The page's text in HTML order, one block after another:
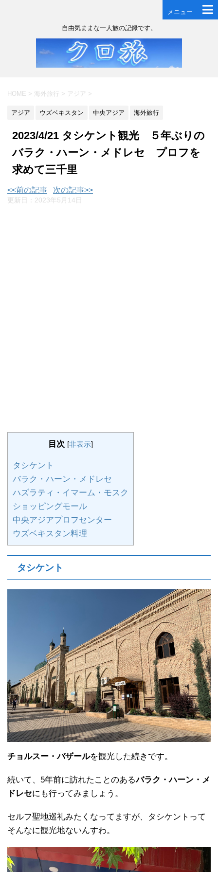
メニュー
自由気ままな一人旅の記録です。
HOME > 海外旅行 > アジア >
アジア ウズベキスタン 中央アジア 海外旅行
2023/4/21 タシケント観光 ５年ぶりの
バラク・ハーン・メドレセ プロフを
求めて三千里
<<前の記事 次の記事>>
更新日： 2023年5月14日
目次 [非表示]
タシケント
バラク・ハーン・メドレセ
ハズラティ・イマーム・モスク
ショッピングモール
中央アジアプロフセンター
ウズベキスタン料理
タシケント
チョルスー・バザールを観光した続きです。
続いて、5年前に訪れたことのあるバラク・ハーン・メ
ドレセにも行ってみましょう。
セルフ聖地巡礼みたくなってますが、タシケントって
そんなに観光地ないんすわ。